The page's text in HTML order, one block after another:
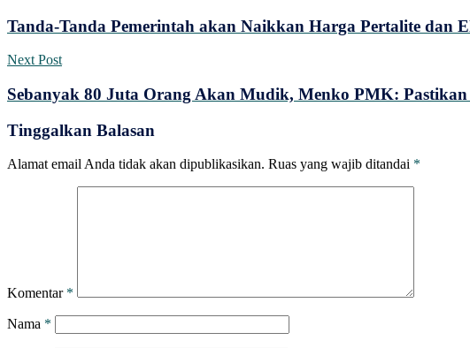
Tanda-Tanda Pemerintah akan Naikkan Harga Pertalite dan
Next Post
Sebanyak 80 Juta Orang Akan Mudik, Menko PMK:
Tinggalkan Balasan
Alamat email Anda tidak akan dipublikasikan. Ruas yang wajib ditandai *
Komentar *
Nama *